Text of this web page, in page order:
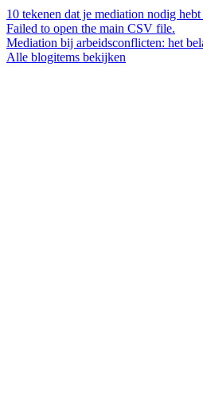
10 tekenen dat je mediation nodig
Failed to open the main CSV file.
Mediation bij arbeidsconflicten: het
Alle blogitems bekijken